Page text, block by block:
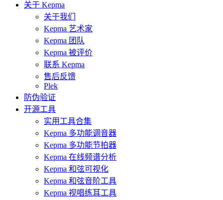
关于 Kepma
关于我们
Kepma 艺术家
Kepma 团队
Kepma 被评价
联系 Kepma
售后反馈
Plek
防伪验证
开源工具
实用工具合集
Kepma 多功能调音器
Kepma 多功能节拍器
Kepma 在线频谱分析
Kepma 和弦可视化
Kepma 和弦音阶工具
Kepma 视唱练耳工具